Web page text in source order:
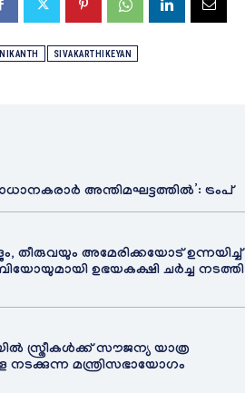
SIVAKARTHIKEYAN
അന്തിമഘട്ടത്തിൽ‌’: ട്രംപ്
തീരുവയും അമേരിക്കയോട് ഉന്നയിച്ച്
ഉഭയകക്ഷി ചർച്ച നടത്തി
സ്ത്രീകൾക്ക് സൗജന്യ യാത്ര
നടക്കുന്ന മന്ത്രിസഭായോഗം